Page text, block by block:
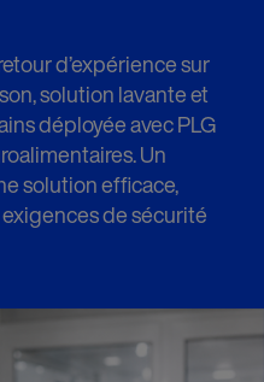
d’expérience sur
solution lavante et
déployée avec PLG
Un
solution efficace,
de sécurité